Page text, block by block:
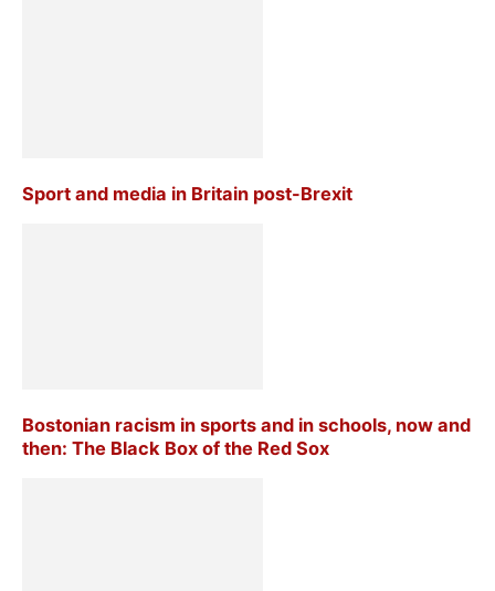
Sport and media in Britain post-Brexit
Bostonian racism in sports and in schools, now and
then: The Black Box of the Red Sox